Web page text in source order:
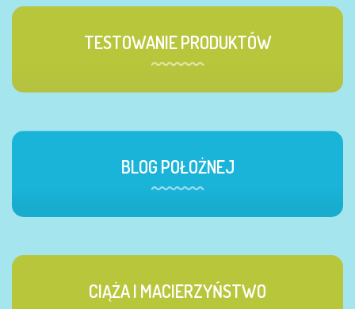
TESTOWANIE PRODUKTÓW
BLOG POŁOŻNEJ
CIĄŻA I MACIERZYŃSTWO